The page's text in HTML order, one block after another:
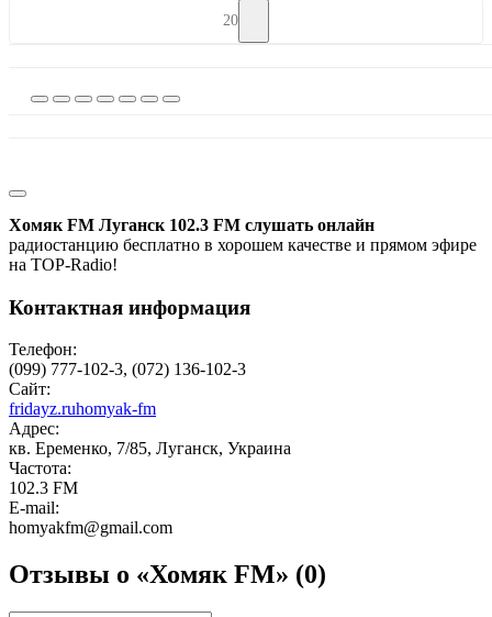
20
Хомяк FM Луганск 102.3 FM слушать онлайн
радиостанцию бесплатно в хорошем качестве и прямом эфире
на TOP-Radio!
Контактная информация
Телефон:
(099) 777-102-3, (072) 136-102-3
Сайт:
fridayz.ruhomyak-fm
Адрес:
кв. Еременко, 7/85, Луганск, Украина
Частота:
102.3 FM
E-mail:
homyakfm@gmail.com
Отзывы о «Хомяк FM» (0)